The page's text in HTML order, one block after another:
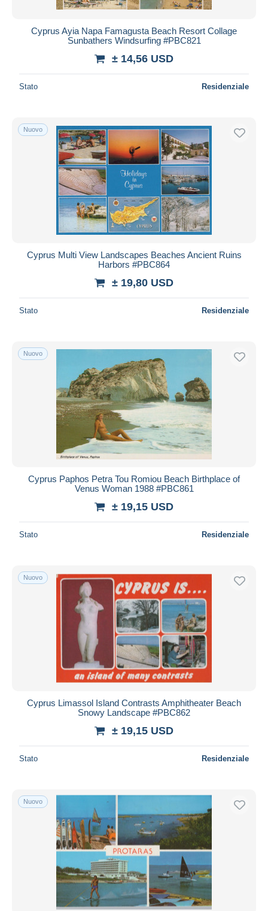
Cyprus Ayia Napa Famagusta Beach Resort Collage
Sunbathers Windsurfing #PBC821
± 14,56 USD
Stato Residenziale
Nuovo
Cyprus Multi View Landscapes Beaches Ancient Ruins
Harbors #PBC864
± 19,80 USD
Stato Residenziale
Nuovo
Cyprus Paphos Petra Tou Romiou Beach Birthplace of
Venus Woman 1988 #PBC861
± 19,15 USD
Stato Residenziale
Nuovo
Cyprus Limassol Island Contrasts Amphitheater Beach
Snowy Landscape #PBC862
± 19,15 USD
Stato Residenziale
Nuovo